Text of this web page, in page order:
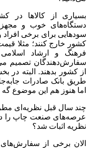
بسیاری از کالاها در
دستگاه‌های خوب و
سودهایی برای برخی افراد
کشور خارج کنند؛ مثلا
فرهنگ و ارشاد
سفارش‌دهندگان تصمیم
از کشور بدهند. البته در
طریق بانک صادرات
اما هنوز هم این موضوع گه
چند سال قبل نظریه‌ای
عرصه‌های صنعت چاپ را در
نظریه اثبات شد؟
الان برخی از